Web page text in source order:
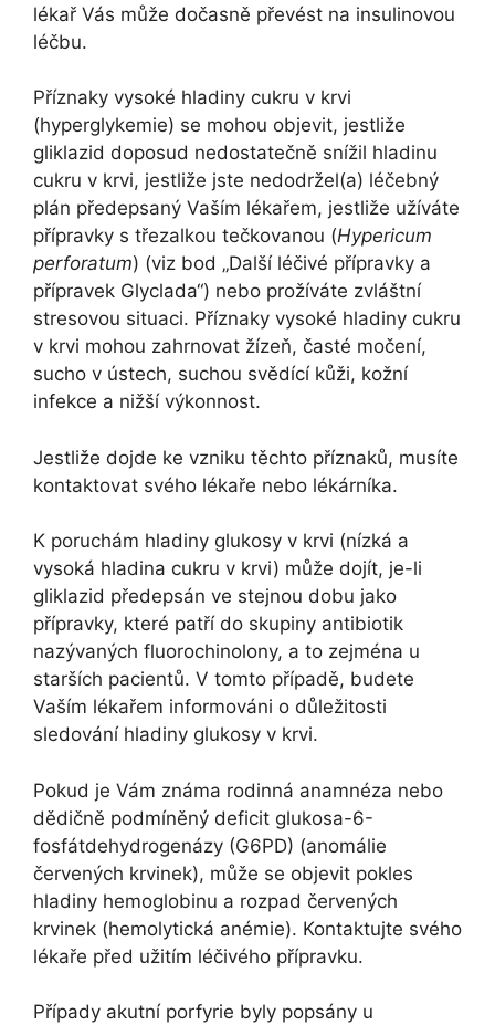
lékař Vás může dočasně převést na insulinovou
léčbu.
Příznaky vysoké hladiny cukru v krvi
(hyperglykemie) se mohou objevit, jestliže
gliklazid doposud nedostatečně snížil hladinu
cukru v krvi, jestliže jste nedodržel(a) léčebný
plán předepsaný Vaším lékařem, jestliže užíváte
přípravky s třezalkou tečkovanou (Hypericum
perforatum) (viz bod „Další léčivé přípravky a
přípravek Glyclada“) nebo prožíváte zvláštní
stresovou situaci. Příznaky vysoké hladiny cukru
v krvi mohou zahrnovat žízeň, časté močení,
sucho v ústech, suchou svědící kůži, kožní
infekce a nižší výkonnost.
Jestliže dojde ke vzniku těchto příznaků, musíte
kontaktovat svého lékaře nebo lékárníka.
K poruchám hladiny glukosy v krvi (nízká a
vysoká hladina cukru v krvi) může dojít, je-li
gliklazid předepsán ve stejnou dobu jako
přípravky, které patří do skupiny antibiotik
nazývaných fluorochinolony, a to zejména u
starších pacientů. V tomto případě, budete
Vaším lékařem informováni o důležitosti
sledování hladiny glukosy v krvi.
Pokud je Vám známa rodinná anamnéza nebo
dědičně podmíněný deficit glukosa-6-
fosfátdehydrogenázy (G6PD) (anomálie
červených krvinek), může se objevit pokles
hladiny hemoglobinu a rozpad červených
krvinek (hemolytická anémie). Kontaktujte svého
lékaře před užitím léčivého přípravku.
Případy akutní porfyrie byly popsány u